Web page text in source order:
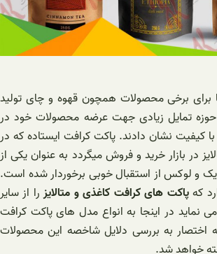
برای برخی محصولات همچون قهوه و چای تولید
حوزه تمایل زیادی جهت عرضه محصولات خود در
کیفیت نشان دادند. پاکت کرافت ایستاده که در
در بازار خرید و فروش میگردد به عنوان یکی از
و لوکس از استقبال خوبی برخوردار شده است.
کهپاکت های کرافت کاغذی و متالایزرا از سایر
نماید در اینجا به انواع مدل های پاکت کرافت
اختصار به بررسی دلایل شاخصه این محصولات
خواهد شد.